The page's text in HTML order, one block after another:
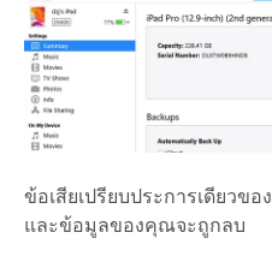
ข้อเสียเปรียบประการเดียวข
และข้อมูลของคุณจะถูกลบ